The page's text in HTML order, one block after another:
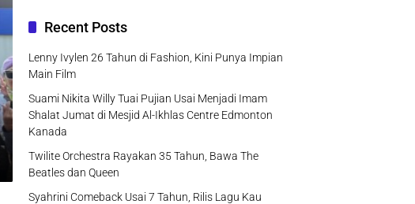
Recent Posts
Lenny Ivylen 26 Tahun di Fashion, Kini Punya Impian
Main Film
Suami Nikita Willy Tuai Pujian Usai Menjadi Imam
Shalat Jumat di Mesjid Al-Ikhlas Centre Edmonton
Kanada
Twilite Orchestra Rayakan 35 Tahun, Bawa The
Beatles dan Queen
Syahrini Comeback Usai 7 Tahun, Rilis Lagu Kau